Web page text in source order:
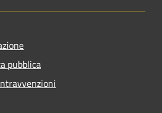
pubblica